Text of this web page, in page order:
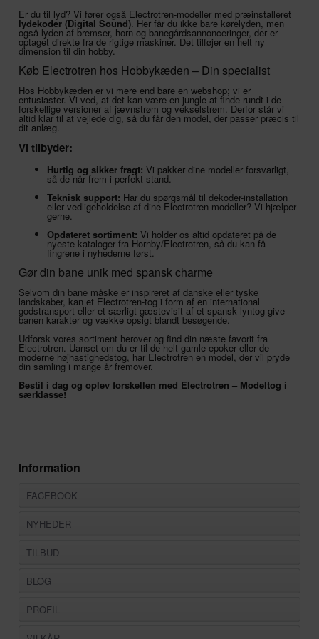
Er du til lyd? Vi fører også Electrotren-modeller med præinstalleret
lydekoder (Digital Sound). Her får du ikke bare kørelyden, men
også lyden af bremser, horn og banegårdsannonceringer, der er
optaget direkte fra de rigtige maskiner. Det tilføjer en helt ny
dimension til din hobby.
Køb Electrotren hos Hobbykæden – Din specialist
Hos Hobbykæden er vi mere end bare en webshop; vi er
entusiaster. Vi ved, at det kan være en jungle at finde rundt i de
forskellige versioner af jævnstrøm og vekselstrøm. Derfor står vi
altid klar til at vejlede dig, så du får den model, der passer præcis til
dit anlæg.
Vi tilbyder:
Hurtig og sikker fragt: Vi pakker dine modeller forsvarligt,
så de når frem i perfekt stand.
Teknisk support: Har du spørgsmål til dekoder-installation
eller vedligeholdelse af dine Electrotren-modeller? Vi hjælper
gerne.
Opdateret sortiment: Vi holder os altid opdateret på de
nyeste kataloger fra Hornby/Electrotren, så du kan få
fingrene i nyhederne først.
Gør din bane unik med spansk charme
Selvom din bane måske er inspireret af danske eller tyske
landskaber, kan et Electrotren-tog i form af en international
godstransport eller et særligt gæstevisit af et spansk lyntog give
banen karakter og vække opsigt blandt besøgende.
Udforsk vores sortiment herover og find din næste favorit fra
Electrotren. Uanset om du er til de helt gamle epoker eller de
moderne højhastighedstog, har Electrotren en model, der vil pryde
din samling i mange år fremover.
Bestil i dag og oplev forskellen med Electrotren – Modeltog i
særklasse!
Information
FACEBOOK
NYHEDER
TILBUD
BLOG
PROFIL